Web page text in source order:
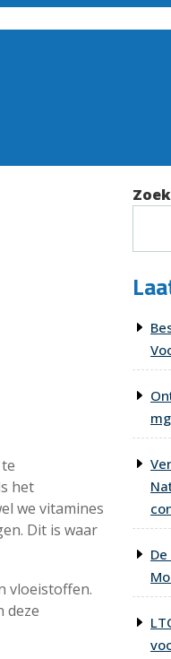
het
we vitamines
Dit is waar
vloeistoffen.
deze